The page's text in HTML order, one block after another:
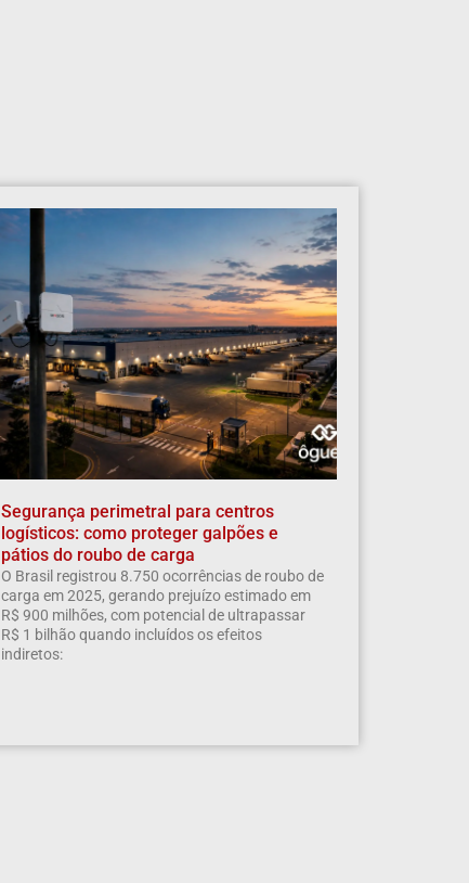
Segurança perimetral para centros
logísticos: como proteger galpões e
pátios do roubo de carga
O Brasil registrou 8.750 ocorrências de roubo de
carga em 2025, gerando prejuízo estimado em
R$ 900 milhões, com potencial de ultrapassar
R$ 1 bilhão quando incluídos os efeitos
indiretos: